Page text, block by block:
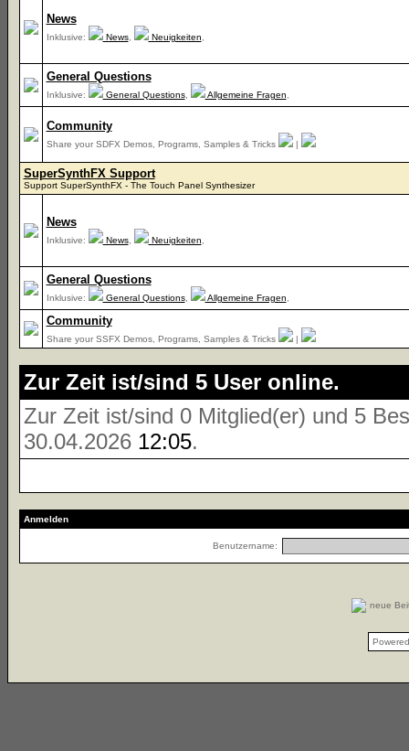
News
Inklusive: News, Neuigkeiten
General Questions
Inklusive: General Questions, Allgemeine Fragen
Community
Share your SDFX Demos, Programs, Samples & Tricks |
SuperSynthFX Support
Support SuperSynthFX - The Touch Panel Synthesizer
News
Inklusive: News, Neuigkeiten
General Questions
Inklusive: General Questions, Allgemeine Fragen
Community
Share your SSFX Demos, Programs, Samples & Tricks |
Zur Zeit ist/sind 5 User online.
Zur Zeit ist/sind 0 Mitglied(er) und 5
30.04.2026 12:05.
Anmelden
Benutzername:
neue